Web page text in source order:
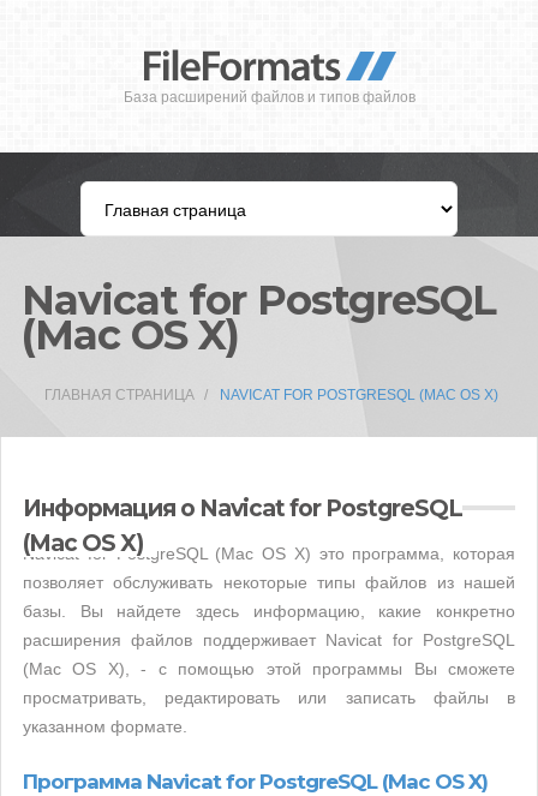
База расширений файлов и типов файлов
Navicat for PostgreSQL
(Mac OS X)
ГЛАВНАЯ СТРАНИЦА NAVICAT FOR POSTGRESQL (MAC OS X)
Информация о Navicat for PostgreSQL
(Mac OS X)
Navicat for PostgreSQL (Mac OS X) это программа, которая
позволяет обслуживать некоторые типы файлов из нашей
базы. Вы найдете здесь информацию, какие конкретно
расширения файлов поддерживает Navicat for PostgreSQL
(Mac OS X), - с помощью этой программы Вы сможете
просматривать, редактировать или записать файлы в
указанном формате.
Программа Navicat for PostgreSQL (Mac OS X)